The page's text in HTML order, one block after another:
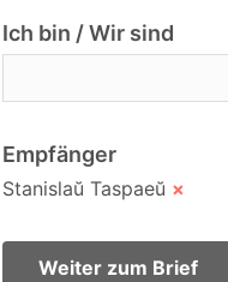
Ich bin / Wir sind
Empfänger
Stanislaŭ Taspaeŭ ×
Weiter zum Brief